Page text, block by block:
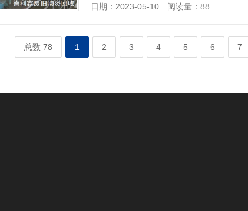
日期：2023-05-10 阅读量：88
总数 78 1 2 3 4 5 6 7